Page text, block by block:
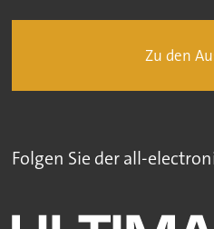
Zu den
Folgen Sie der all-